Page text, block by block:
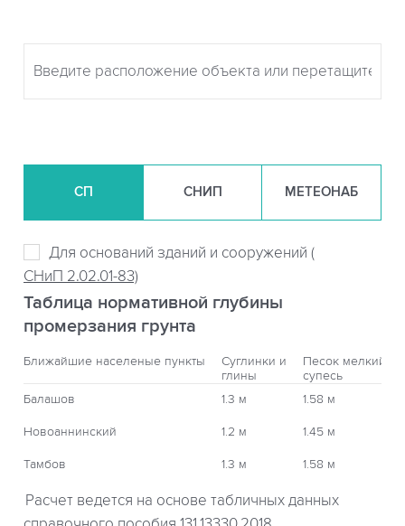
СП СНИП МЕТЕОНАБ
Для оснований зданий и сооружений (
СНиП 2.02.01-83)
Таблица нормативной глубины
промерзания грунта
Ближайшие населеные пункты
Суглинки и
глины
Песок мелкий,
супесь
Балашов
1.3 м 1.58 м
Новоаннинский 1.2 м 1.45 м
Тамбов 1.3 м 1.58 м
Расчет ведется на основе табличных данных